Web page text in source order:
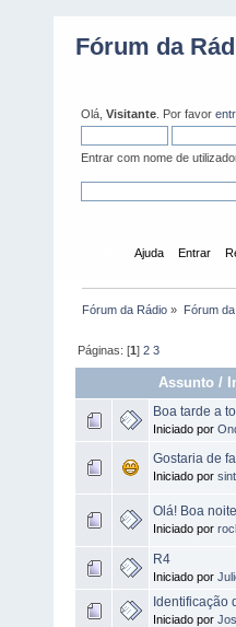
Fórum da
Olá, Visitante . Por favor
Entrar com nome de
Ajuda Entrar
Fórum da Rádio » Fórum
Páginas: [1]2 3
Assunto /
Boa tarde a
Iniciado por
Gostaria de
Iniciado por
Olá! Boa
Iniciado por
R4
Iniciado por
Identificação
Iniciado por